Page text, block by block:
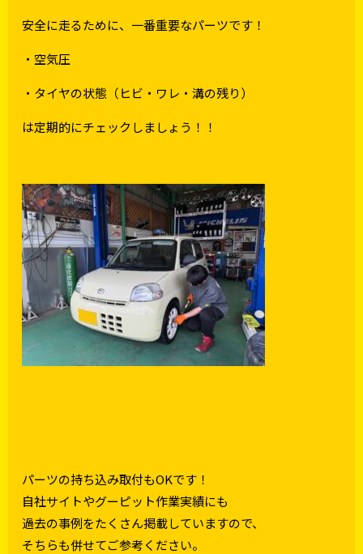
安全に走るために、一番重要なパーツです！
・空気圧
・タイヤの状態（ヒビ・ワレ・溝の残り）
は定期的にチェックしましょう！！
パーツの持ち込み取付もOKです！
自社サイトやグーピット作業実績にも
過去の事例をたくさん掲載していますので、
そちらも併せてご参考ください。